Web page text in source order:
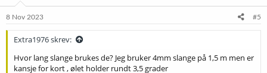
8 Nov 2023 #5
Extra1976 skrev:
Hvor lang slange brukes de? Jeg bruker 4mm slange på 1,5 m men er
kansje for kort , ølet holder rundt 3,5 grader